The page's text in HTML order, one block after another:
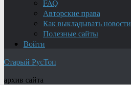
FAQ
Авторские права
Как выкладывать новости
Полезные сайты
Войти
Старый РусТоп
архив сайта